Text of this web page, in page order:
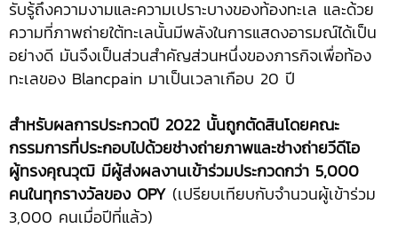
รับรู้ถึงความงามและความเปราะบางของท้องทะเล และด้วย
ความที่ภาพถ่ายใต้ทะเลนั้นมีพลังในการแสดงอารมณ์ได้เป็น
อย่างดี มันจึงเป็นส่วนสำคัญส่วนหนึ่งของภารกิจเพื่อท้อง
ทะเลของ Blancpain มาเป็นเวลาเกือบ 20 ปี
สำหรับผลการประกวดปี 2022 นั้นถูกตัดสินโดยคณะ
กรรมการที่ประกอบไปด้วยช่างถ่ายภาพและช่างถ่ายวีดีโอ
ผู้ทรงคุณวุฒิ มีผู้ส่งผลงานเข้าร่วมประกวดกว่า 5,000
คนในทุกรางวัลของ OPY (เปรียบเทียบกับจำนวนผู้เข้าร่วม
3,000 คนเมื่อปีที่แล้ว)